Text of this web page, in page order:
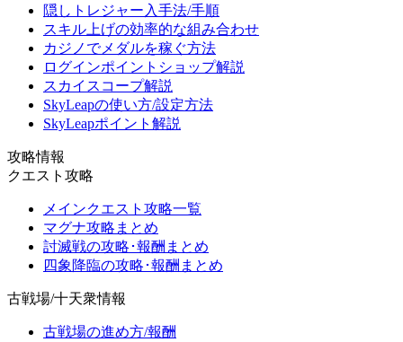
隠しトレジャー入手法/手順
スキル上げの効率的な組み合わせ
カジノでメダルを稼ぐ方法
ログインポイントショップ解説
スカイスコープ解説
SkyLeapの使い方/設定方法
SkyLeapポイント解説
攻略情報
クエスト攻略
メインクエスト攻略一覧
マグナ攻略まとめ
討滅戦の攻略･報酬まとめ
四象降臨の攻略･報酬まとめ
古戦場/十天衆情報
古戦場の進め方/報酬